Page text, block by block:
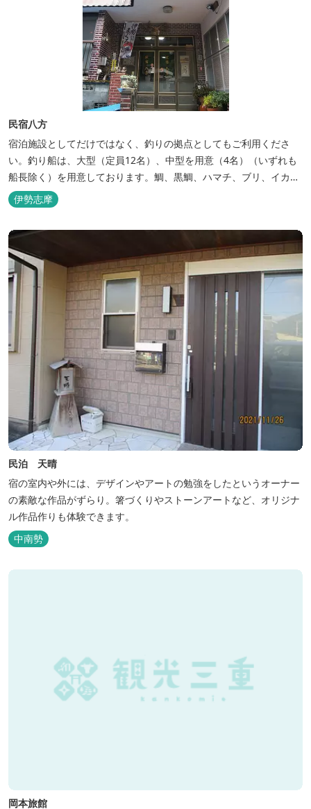
民宿八方
宿泊施設としてだけではなく、釣りの拠点としてもご利用くださ
い。釣り船は、大型（定員12名）、中型を用意（4名）（いずれも
船長除く）を用意しております。鯛、黒鯛、ハマチ、ブリ、イカ
等、お客様のご要望に合わせた漁場にご案内いたします。当店か
ら、徒歩2分です。
伊勢志摩
民泊 天晴
宿の室内や外には、デザインやアートの勉強をしたというオーナー
の素敵な作品がずらり。箸づくりやストーンアートなど、オリジナ
ル作品作りも体験できます。
中南勢
岡本旅館